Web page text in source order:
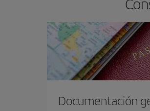
Documentación